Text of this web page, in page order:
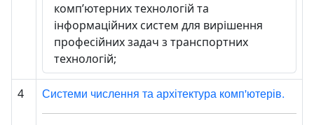
комп’ютерних технологій та
інформаційних систем для вирішення
професійних задач з транспортних
технологій;
4 Системи числення та архітектура комп'ютерів.